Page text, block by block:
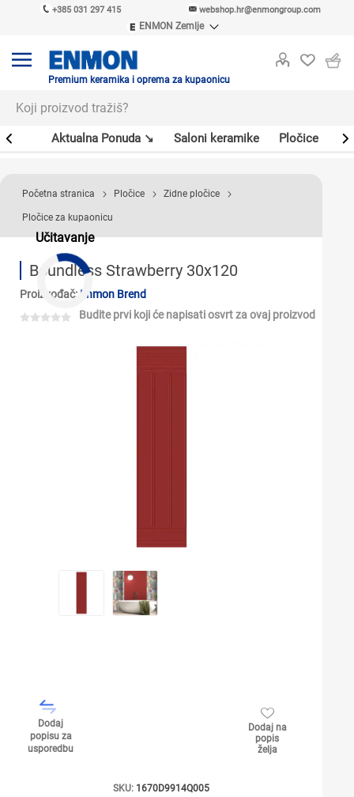
+385 031 297 415 webshop.hr@enmongroup.com
ENMON Zemlje
ENMON MKD
Premium keramika i oprema za kupaonicu
Aktualna Ponuda ↘ Saloni keramike Pločice
Učitavanje
Početna stranica Pločice Zidne pločice
Pločice za kupaonicu
Boundless Strawberry 30x120
Proizvođač: Enmon Brend
Budite prvi koji će napisati osvrt za ovaj proizvod
Dodaj
popisu za
usporedbu
Dodaj na
popis
želja
SKU: 1670D9914Q005